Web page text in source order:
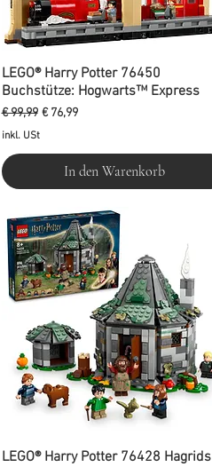
LEGO® Harry Potter 76450
Buchstütze: Hogwarts™ Express
Standardpreis
€ 99,99 Sale-Preis
€ 76,99
inkl. USt
In den Warenkorb
LEGO® Harry Potter 76428 Hagrids